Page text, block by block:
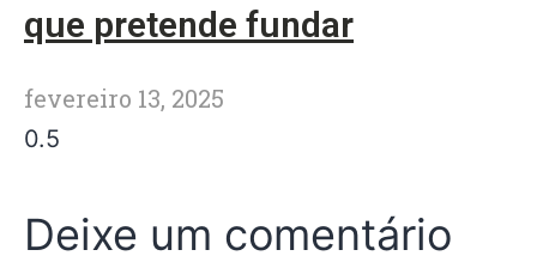
que pretende fundar
fevereiro 13, 2025
Deixe um comentário